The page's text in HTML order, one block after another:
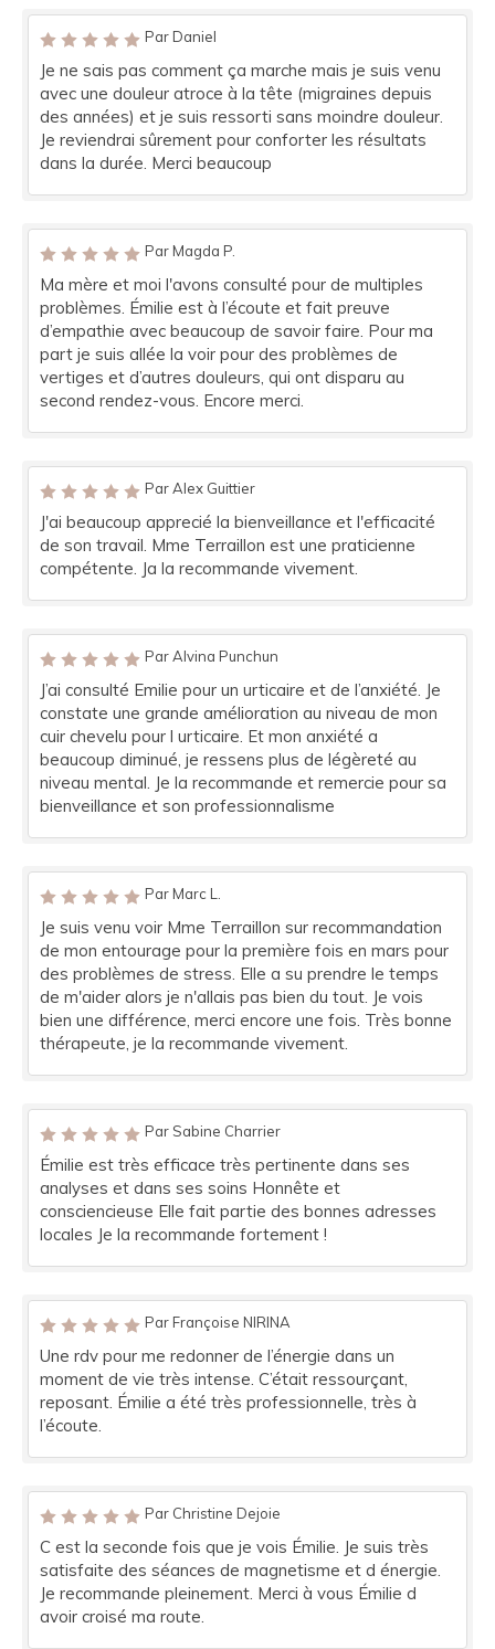
Par Daniel
Je ne sais pas comment ça marche mais je suis venu
avec une douleur atroce à la tête (migraines depuis
des années) et je suis ressorti sans moindre douleur.
Je reviendrai sûrement pour conforter les résultats
dans la durée. Merci beaucoup
Par Magda P.
Ma mère et moi l'avons consulté pour de multiples
problèmes. Émilie est à l’écoute et fait preuve
d’empathie avec beaucoup de savoir faire. Pour ma
part je suis allée la voir pour des problèmes de
vertiges et d’autres douleurs, qui ont disparu au
second rendez-vous. Encore merci.
Par Alex Guittier
J'ai beaucoup apprecié la bienveillance et l'efficacité
de son travail. Mme Terraillon est une praticienne
compétente. Ja la recommande vivement.
Par Alvina Punchun
J’ai consulté Emilie pour un urticaire et de l’anxiété. Je
constate une grande amélioration au niveau de mon
cuir chevelu pour l urticaire. Et mon anxiété a
beaucoup diminué, je ressens plus de légèreté au
niveau mental. Je la recommande et remercie pour sa
bienveillance et son professionnalisme
Par Marc L.
Je suis venu voir Mme Terraillon sur recommandation
de mon entourage pour la première fois en mars pour
des problèmes de stress. Elle a su prendre le temps
de m'aider alors je n'allais pas bien du tout. Je vois
bien une différence, merci encore une fois. Très bonne
thérapeute, je la recommande vivement.
Par Sabine Charrier
Émilie est très efficace très pertinente dans ses
analyses et dans ses soins Honnête et
consciencieuse Elle fait partie des bonnes adresses
locales Je la recommande fortement !
Par Françoise NIRINA
Une rdv pour me redonner de l’énergie dans un
moment de vie très intense. C’était ressourçant,
reposant. Émilie a été très professionnelle, très à
l’écoute.
Par Christine Dejoie
C est la seconde fois que je vois Émilie. Je suis très
satisfaite des séances de magnetisme et d énergie.
Je recommande pleinement. Merci à vous Émilie d
avoir croisé ma route.